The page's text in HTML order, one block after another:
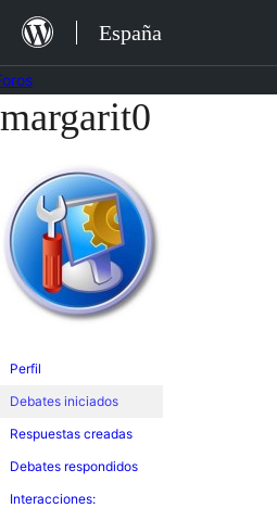
Saltar
contenido
España
Saltar
contenido
margarit0
Perfil
Debates iniciados
Respuestas creadas
Debates respondidos
Interacciones: